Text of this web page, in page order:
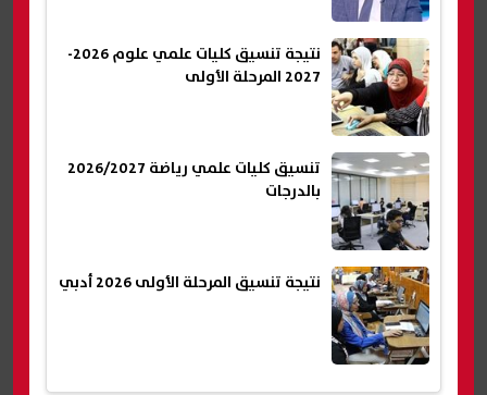
نتيجة تنسيق كليات علمي علوم 2026-
2027 المرحلة الأولى
تنسيق كليات علمي رياضة 2026/2027
بالدرجات
نتيجة تنسيق المرحلة الأولى 2026 أدبي